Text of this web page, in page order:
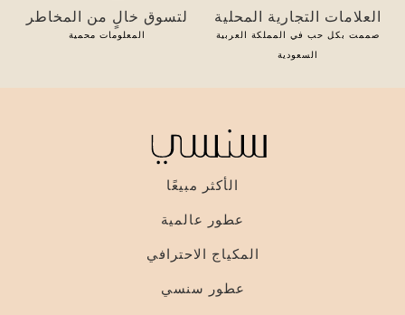
العلامات التجارية المحلية
صممت بكل حب في المملكة العربية
السعودية
لتسوق خالٍ من المخاطر
المعلومات محمية
الأكثر مبيعًا
عطور عالمية
المكياج الاحترافي
عطور سنسي